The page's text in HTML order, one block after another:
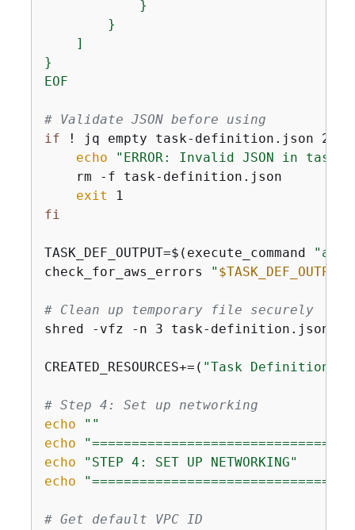
            }
        }
    ]
}
EOF
# Validate JSON before using
if ! jq empty task-definition.json
echo
"ERROR: Invalid JSON in
    rm -f task-definition.json
exit
fi
TASK_DEF_OUTPUT=$(execute_command
check_for_aws_errors
" $TASK_DEF_OUTPUT
# Clean up temporary file securely
shred -vfz -n 3 task-definition.json
CREATED_RESOURCES+=( "Task Definition:
# Step 4: Set up networking
echo
""
echo
echo
"STEP 4: SET UP NETWORKING"
echo
# Get default VPC ID